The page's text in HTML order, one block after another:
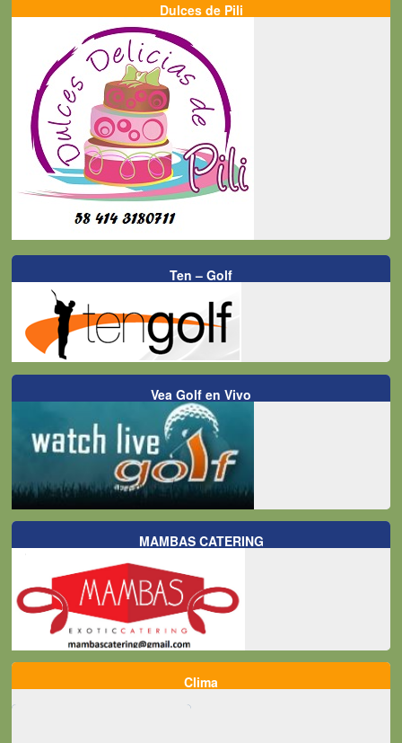
Dulces de Pili
Ten – Golf
Vea Golf en Vivo
MAMBAS CATERING
Clima